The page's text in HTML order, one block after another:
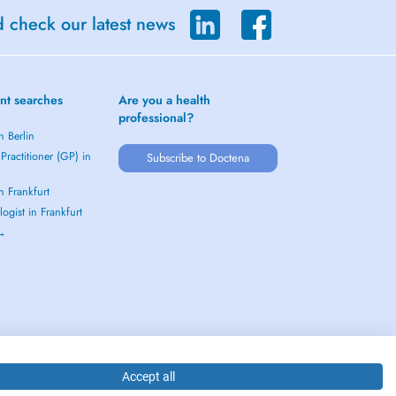
check our latest news
searches
Berlin
(GP) in
Frankfurt
in Frankfurt
Are you a health
professional?
Subscribe to Doctena
Accept all